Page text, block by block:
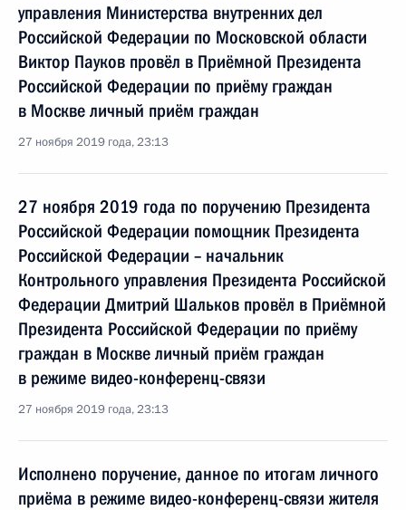
управления Министерства внутренних дел
Российской Федерации по Московской области
Виктор Пауков провёл в Приёмной Президента
Российской Федерации по приёму граждан
в Москве личный приём граждан
27 ноября 2019 года, 23:13
27 ноября 2019 года по поручению Президента
Российской Федерации помощник Президента
Российской Федерации – начальник
Контрольного управления Президента Российской
Федерации Дмитрий Шальков провёл в Приёмной
Президента Российской Федерации по приёму
граждан в Москве личный приём граждан
в режиме видео-конференц-связи
27 ноября 2019 года, 23:13
Исполнено поручение, данное по итогам личного
приёма в режиме видео-конференц-связи жителя